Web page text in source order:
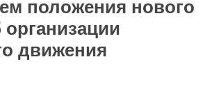
положения нового
организации
движения